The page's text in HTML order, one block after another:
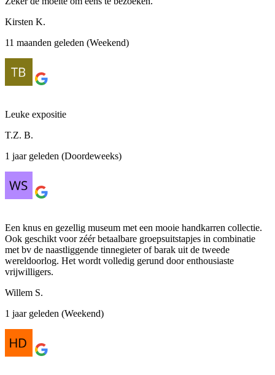
Kirsten K.
11 maanden geleden (Weekend)
Leuke expositie
T.Z. B.
1 jaar geleden (Doordeweeks)
Een knus en gezellig museum met een mooie handkarren collectie.
Ook geschikt voor zéér betaalbare groepsuitstapjes in combinatie
met bv de naastliggende tinnegieter of barak uit de tweede
wereldoorlog. Het wordt volledig gerund door enthousiaste
vrijwilligers.
Willem S.
1 jaar geleden (Weekend)